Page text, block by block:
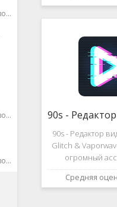
для мальчиков / для девочек
для мальчиков / для девочек
для мальчиков / для девочек
90s - Редактор
Glitch &
огромный
различных
дополнений к
Средняя